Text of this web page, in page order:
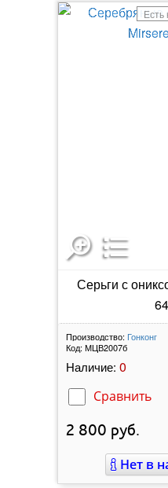
Есть
Серьги с
Производство: Гонконг
Код: МЦВ2007б
Наличие: 0
Сравнить
2 800 руб.
Нет в